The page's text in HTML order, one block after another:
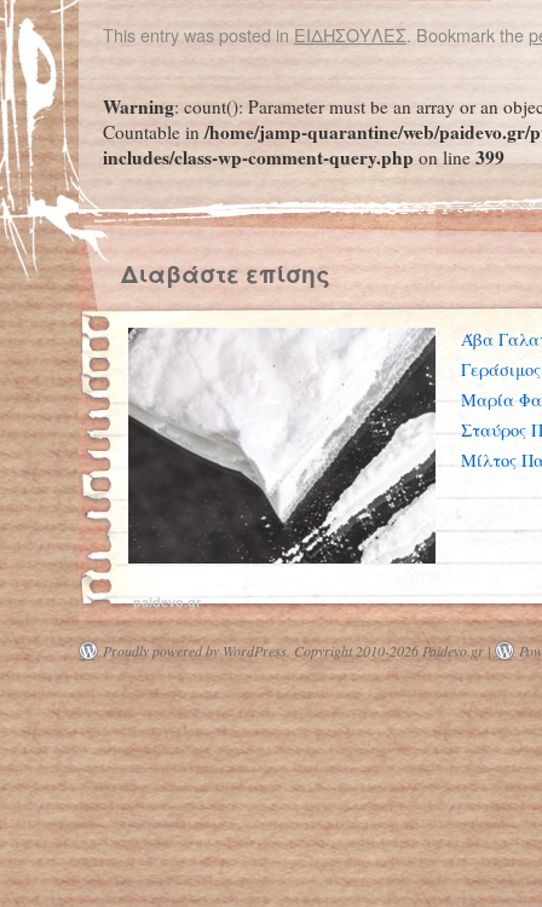
This entry was posted in ΕΙΔΗΣΟΥΛΕΣ. Bookmark the
Χάος στην παγκόσμια βιομηχανία ανακύκλωσης
Warning: count(): Parameter must be an array or an
Countable in/home/jamp-quarantine/web/paidevo.gr/
includes/class-wp-comment-query.phpon line399
Διαβάστε επίσης
Περισσότερο διαθέσιμη από ποτέ στην
Ευρώπη η κοκαΐνη, σύμφωνα με
έκθεση
Άβα
Μαρία
Σταύρος
Μίλτος
paidevo.gr
Proudly powered by WordPress. Copyright 2010-2026 Paidevo.gr |